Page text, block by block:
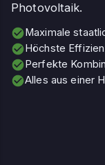
Photovoltaik.
Maximale
Höchste
Perfekte
Alles aus einer